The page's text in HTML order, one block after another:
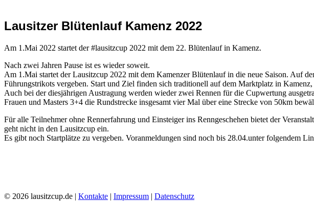
Lausitzer Blütenlauf Kamenz 2022
Am 1.Mai 2022 startet der #lausitzcup 2022 mit dem 22. Blütenlauf in Kamenz.
Nach zwei Jahren Pause ist es wieder soweit.
Am 1.Mai startet der Lausitzcup 2022 mit dem Kamenzer Blütenlauf in die neue Saison. Auf
Führungstrikots vergeben. Start und Ziel finden sich traditionell auf dem Marktplatz in
Auch bei der diesjährigen Austragung werden wieder zwei Rennen für die Cupwertung
Frauen und Masters 3+4 die Rundstrecke insgesamt vier Mal über eine Strecke von 50km
Für alle Teilnehmer ohne Rennerfahrung und Einsteiger ins Renngeschehen bietet der
geht nicht in den Lausitzcup ein.
Es gibt noch Startplätze zu vergeben. Voranmeldungen sind noch bis 28.04.unter folgendem
© 2026 lausitzcup.de | Kontakte | Impressum | Datenschutz